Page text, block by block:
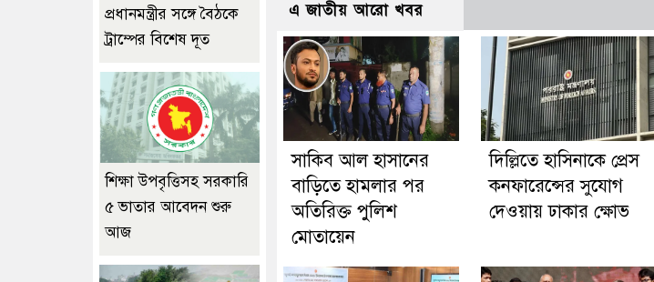
এ জাতীয় আরো খবর
সাকিব আল হাসানের
বাড়িতে হামলার পর
অতিরিক্ত পুলিশ
মোতায়েন
দিল্লিতে হাসিনাকে প্রেস
কনফারেন্সের সুযোগ
দেওয়ায় ঢাকার ক্ষোভ
প্রধানমন্ত্রীর সঙ্গে বৈঠকে
ট্রাম্পের বিশেষ দূত
শিক্ষা উপবৃত্তিসহ সরকারি
৫ ভাতার আবেদন শুরু
আজ